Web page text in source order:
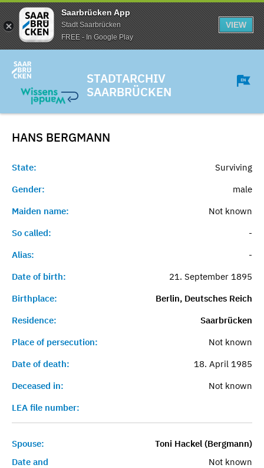
Saarbrücken App
Stadt Saarbrücken
FREE - In Google Play
VIEW
STADTARCHIV
SAARBRÜCKEN
HANS BERGMANN
State:
Surviving
Gender:
male
Maiden name:
Not known
So called:
-
Alias:
-
Date of birth:
21. September 1895
Birthplace:
Berlin, Deutsches Reich
Residence:
Saarbrücken
Place of persecution:
Not known
Date of death:
18. April 1985
Deceased in:
Not known
LEA file number:
Spouse:
Toni Hackel (Bergmann)
Date and
Not known